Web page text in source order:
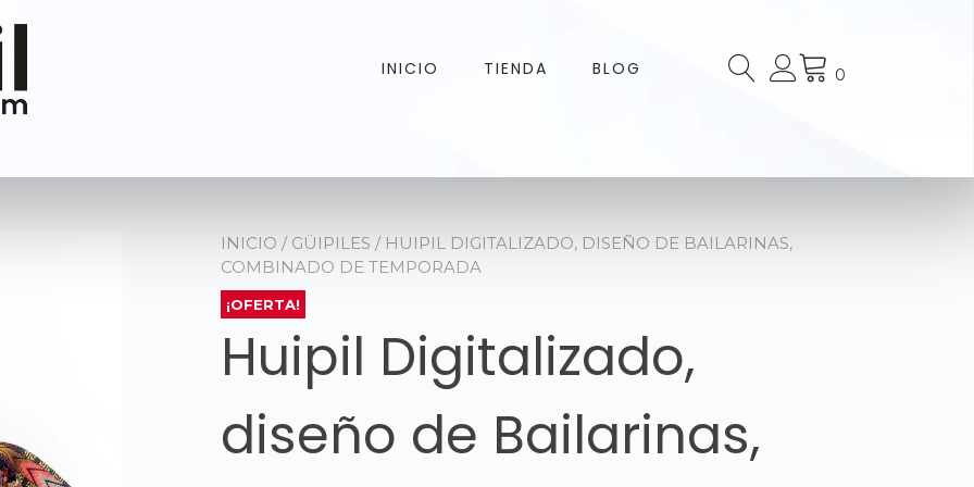
INICIO TIENDA BLOG 0
INICIO / GÜIPILES / HUIPIL DIGITALIZADO, DISEÑO DE BAILARINAS,
COMBINADO DE TEMPORADA
¡OFERTA!
Huipil Digitalizado,
diseño de Bailarinas,